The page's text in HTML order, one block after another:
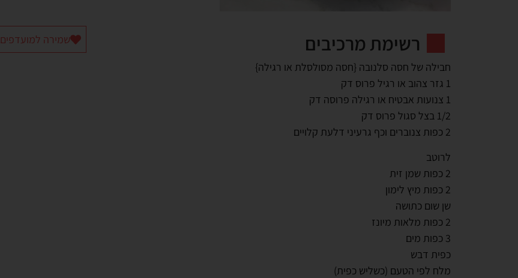
רשימת מרכיבים
שמירה למועדפים
חבילה של חסה סלנובה {חסה מסולסלת או רגילה}
1 גזר צהוב או רגיל פרוס דק
1 צנועות אבטיח או רגילה פרוסה דק
1/2 בצל סגול פרוס דק
2 כפות צנוברים וכף גרעיני דלעת קלויים
לרוטב
2 כפות שמן זית
2 כפות מיץ לימון
שן שום כתושה
2 כפות מלאות מיונז
3 כפות מים
כפית דבש
מלח לפי הטעם (כשליש כפית)